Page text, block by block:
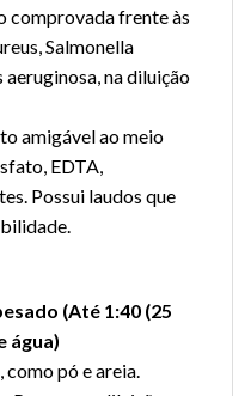
comprovada frente às
Salmonella
na diluição
amigável ao meio
EDTA,
Possui laudos que
(Até 1:40 (25
água)
como pó e areia.